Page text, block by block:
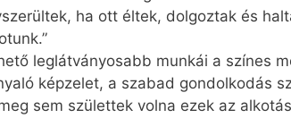
ha ott éltek, dolgoztak és
leglátványosabb munkái a színes
képzelet, a szabad gondolkodás
sem születtek volna ezek az